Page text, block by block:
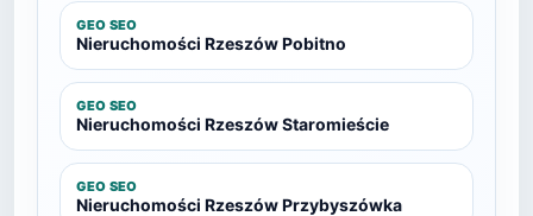
GEO SEO
Nieruchomości Rzeszów Pobitno
GEO SEO
Nieruchomości Rzeszów Staromieście
GEO SEO
Nieruchomości Rzeszów Przybyszówka